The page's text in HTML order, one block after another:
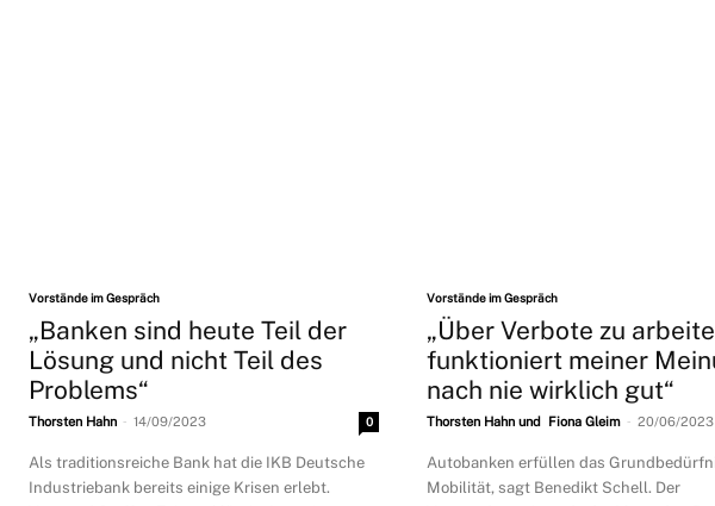
Vorstände im Gespräch
„Banken sind heute Teil der
Lösung und nicht Teil des
Problems“
Thorsten Hahn - 14/09/2023 0
Als traditionsreiche Bank hat die IKB Deutsche
Industriebank bereits einige Krisen erlebt.
Vorstände im Gespräch
„Über Verbote zu
funktioniert meiner
nach nie wirklich gut“
Thorsten Hahn und Fiona Gleim - 20/06/2023
Autobanken erfüllen das
Mobilität, sagt Benedikt Schell. Der